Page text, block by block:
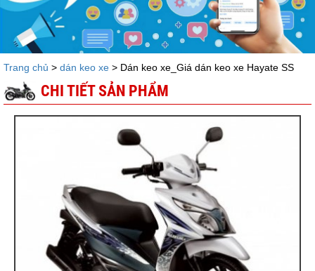
Trang chủ > dán keo xe > Dán keo xe_Giá dán keo xe Hayate SS
CHI TIẾT SẢN PHẨM